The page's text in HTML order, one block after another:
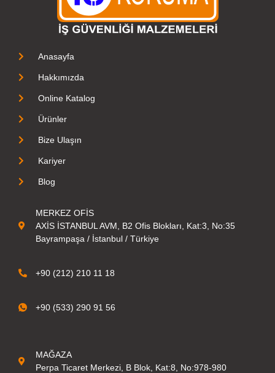
Anasayfa
Hakkımızda
Online Katalog
Ürünler
Bize Ulaşın
Kariyer
Blog
MERKEZ OFİS
AXİS İSTANBUL AVM, B2 Ofis Blokları, Kat:3, No:35
Bayrampaşa / İstanbul / Türkiye
+90 (212) 210 11 18
+90 (533) 290 91 56
MAĞAZA
Perpa Ticaret Merkezi, B Blok, Kat:8, No:978-980